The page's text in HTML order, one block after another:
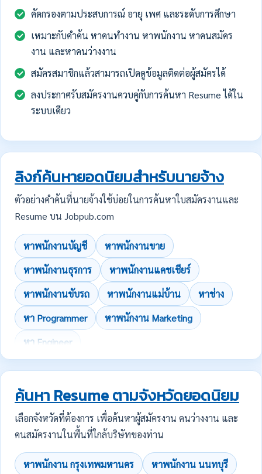
คัดกรองตามประสบการณ์ อายุ เพศ และระดับการศึกษา
เหมาะกับคำค้น หาคนทำงาน หาพนักงาน หาคนสมัคร
งาน และหาคนว่างงาน
สมัครสมาชิกแล้วสามารถเปิดดูข้อมูลติดต่อผู้สมัครได้
ลงประกาศรับสมัครงานควบคู่กับการค้นหา Resume ได้ใน
ระบบเดียว
ลิงก์ค้นหายอดนิยมสำหรับนายจ้าง
ตัวอย่างคำค้นที่นายจ้างใช้บ่อยในการค้นหาใบสมัครงานและ
Resume บน Jobpub.com
หาพนักงานบัญชี
หาพนักงานขาย
หาพนักงานธุรการ
หาพนักงานแคชเชียร์
หาพนักงานขับรถ
หาพนักงานแม่บ้าน
หาช่าง
หา Programmer
หาพนักงาน Marketing
หา Engineer
ค้นหา Resume ตามจังหวัดยอดนิยม
เลือกจังหวัดที่ต้องการ เพื่อค้นหาผู้สมัครงาน คนว่างงาน และ
คนสมัครงานในพื้นที่ใกล้บริษัทของท่าน
หาพนักงาน กรุงเทพมหานคร
หาพนักงาน นนทบุรี